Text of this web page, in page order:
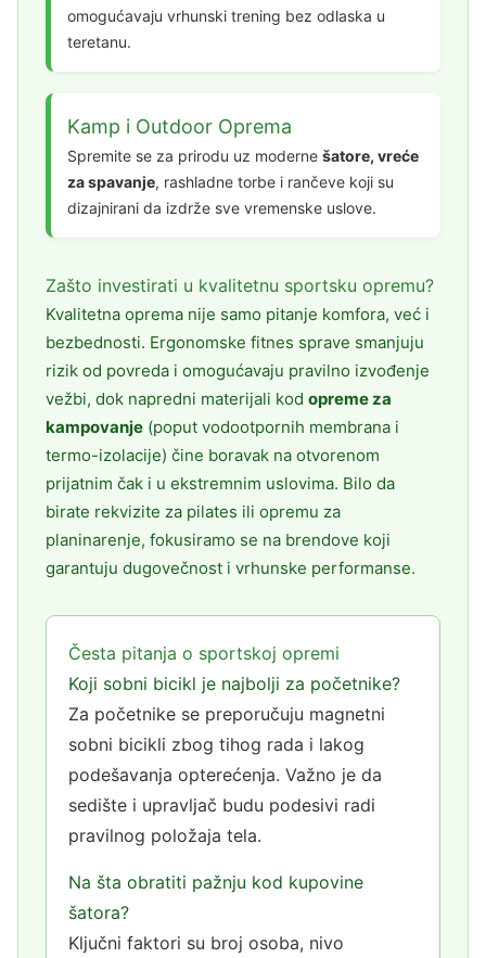
omogućavaju vrhunski trening bez odlaska u
teretanu.
Kamp i Outdoor Oprema
Spremite se za prirodu uz moderne šatore, vreće
za spavanje, rashladne torbe i rančeve koji su
dizajnirani da izdrže sve vremenske uslove.
Zašto investirati u kvalitetnu sportsku opremu?
Kvalitetna oprema nije samo pitanje komfora, već i
bezbednosti. Ergonomske fitnes sprave smanjuju
rizik od povreda i omogućavaju pravilno izvođenje
vežbi, dok napredni materijali kod opreme za
kampovanje (poput vodootpornih membrana i
termo-izolacije) čine boravak na otvorenom
prijatnim čak i u ekstremnim uslovima. Bilo da
birate rekvizite za pilates ili opremu za
planinarenje, fokusiramo se na brendove koji
garantuju dugovečnost i vrhunske performanse.
Česta pitanja o sportskoj opremi
Koji sobni bicikl je najbolji za početnike?
Za početnike se preporučuju magnetni
sobni bicikli zbog tihog rada i lakog
podešavanja opterećenja. Važno je da
sedište i upravljač budu podesivi radi
pravilnog položaja tela.
Na šta obratiti pažnju kod kupovine
šatora?
Ključni faktori su broj osoba, nivo